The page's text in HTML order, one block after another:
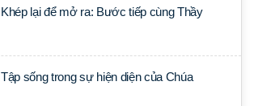
Khép lại để mở ra: Bước tiếp cùng Thầy
Tập sống trong sự hiện diện của Chúa